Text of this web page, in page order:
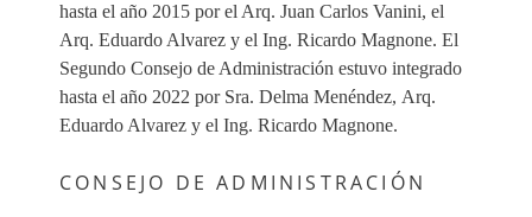
hasta el año 2015 por el Arq. Juan Carlos Vanini, el
Arq. Eduardo Alvarez y el Ing. Ricardo Magnone. El
Segundo Consejo de Administración estuvo integrado
hasta el año 2022 por Sra. Delma Menéndez, Arq.
Eduardo Alvarez y el Ing. Ricardo Magnone.
CONSEJO DE ADMINISTRACIÓN